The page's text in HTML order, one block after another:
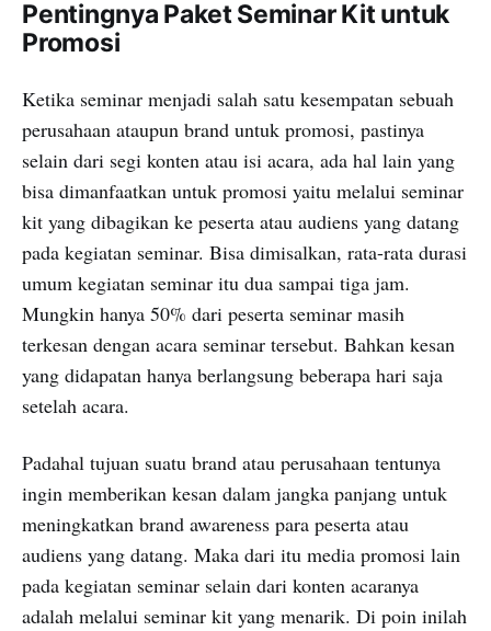
Pentingnya Paket Seminar Kit untuk
Promosi
Ketika seminar menjadi salah satu kesempatan sebuah
perusahaan ataupun brand untuk promosi, pastinya
selain dari segi konten atau isi acara, ada hal lain yang
bisa dimanfaatkan untuk promosi yaitu melalui seminar
kit yang dibagikan ke peserta atau audiens yang datang
pada kegiatan seminar. Bisa dimisalkan, rata-rata durasi
umum kegiatan seminar itu dua sampai tiga jam.
Mungkin hanya 50% dari peserta seminar masih
terkesan dengan acara seminar tersebut. Bahkan kesan
yang didapatan hanya berlangsung beberapa hari saja
setelah acara.
Padahal tujuan suatu brand atau perusahaan tentunya
ingin memberikan kesan dalam jangka panjang untuk
meningkatkan brand awareness para peserta atau
audiens yang datang. Maka dari itu media promosi lain
pada kegiatan seminar selain dari konten acaranya
adalah melalui seminar kit yang menarik. Di poin inilah